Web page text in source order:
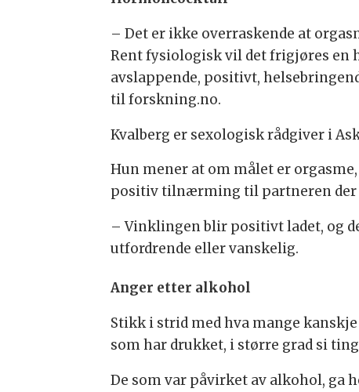
– Det er ikke overraskende at
Rent fysiologisk vil det frigjøres en
avslappende, positivt,
til forskning.no.
Kvalberg er sexologisk rådgiver i
Hun mener at om målet er
positiv tilnærming til partneren der
– Vinklingen blir positivt ladet, og
utfordrende eller vanskelig.
Anger etter alkohol
Stikk i strid med hva mange
som har drukket, i større grad si
De som var påvirket av alkohol,